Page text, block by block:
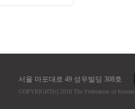
서울 마포대로 49 성우빌딩 308호
COPYRIGHT(c) 2018 The Federation of